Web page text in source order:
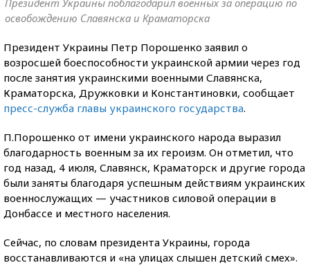
Президент Украины поблагодарил военных за операцию по
освобождению Славянска и Краматорска
Президент Украины Петр Порошенко заявил о
возросшей боеспособности украинской армии через год
после занятия украинскими военными Славянска,
Краматорска, Дружковки и Константиновки, сообщает
пресс-служба главы украинского государства.
П.Порошенко от имени украинского народа выразил
благодарность военным за их героизм. Он отметил, что
год назад, 4 июля, Славянск, Краматорск и другие города
были заняты благодаря успешным действиям украинских
военнослужащих — участников силовой операции в
Донбассе и местного населения.
Сейчас, по словам президента Украины, города
восстанавливаются и «на улицах слышен детский смех».